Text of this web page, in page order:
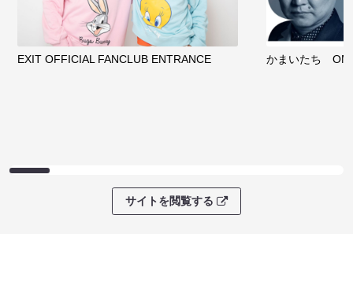
EXIT OFFICIAL FANCLUB ENTRANCE かまいたち
サイトを閲覧する